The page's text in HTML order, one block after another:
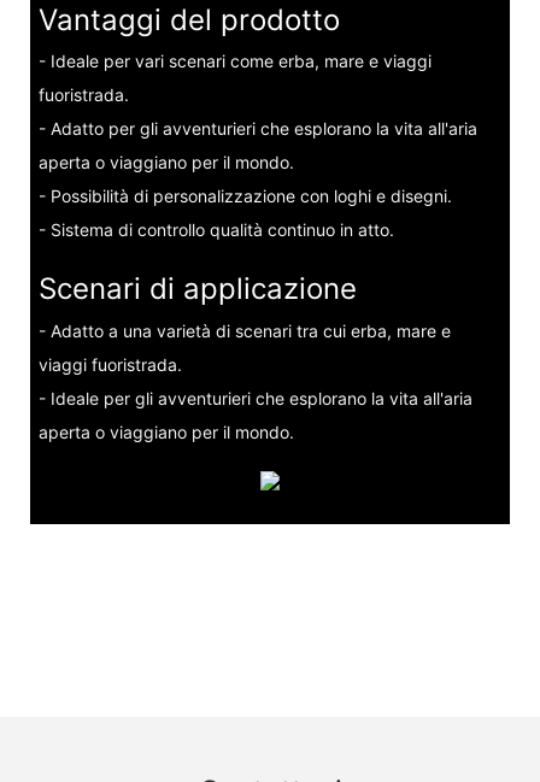
Vantaggi del prodotto
- Ideale per vari scenari come erba, mare e viaggi
fuoristrada.
- Adatto per gli avventurieri che esplorano la vita all'aria
aperta o viaggiano per il mondo.
- Possibilità di personalizzazione con loghi e disegni.
- Sistema di controllo qualità continuo in atto.
Scenari di applicazione
- Adatto a una varietà di scenari tra cui erba, mare e
viaggi fuoristrada.
- Ideale per gli avventurieri che esplorano la vita all'aria
aperta o viaggiano per il mondo.